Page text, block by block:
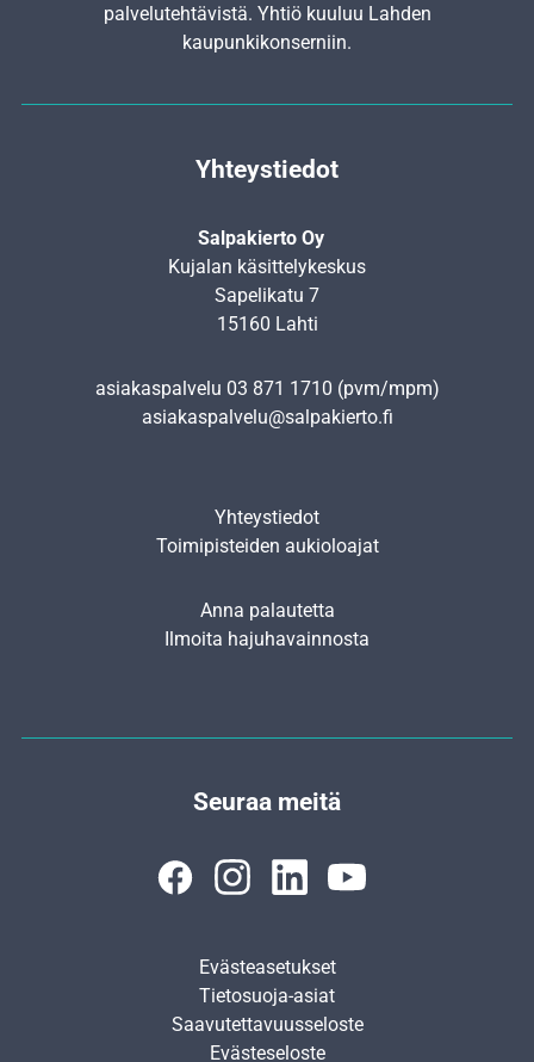
palvelutehtävistä. Yhtiö kuuluu Lahden
kaupunkikonserniin.
Yhteystiedot
Salpakierto Oy
Kujalan käsittelykeskus
Sapelikatu 7
15160 Lahti
asiakaspalvelu 03 871 1710 (pvm/mpm)
asiakaspalvelu@salpakierto.fi
Yhteystiedot
Toimipisteiden aukioloajat
Anna palautetta
Ilmoita hajuhavainnosta
Seuraa meitä
Evästeasetukset
Tietosuoja-asiat
Saavutettavuusseloste
Evästeseloste